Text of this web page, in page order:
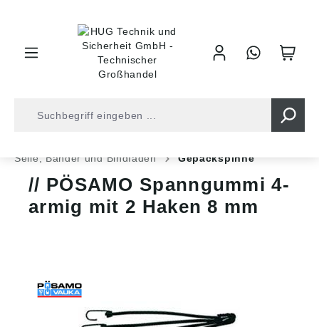
Seile, Bänder und Bindfäden
Gepäckspinne
PÖSAMO Spanngummi 4-
armig mit 2 Haken 8 mm